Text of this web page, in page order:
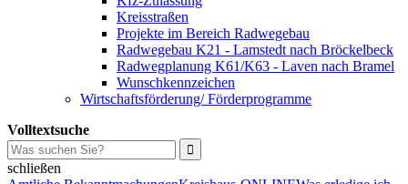
Kreisstraßen
Projekte im Bereich Radwegebau
Radwegebau K21 - Lamstedt nach Bröckelbeck
Radwegplanung K61/K63 - Laven nach Bramel
Wunschkennzeichen
Wirtschaftsförderung/ Förderprogramme
Volltextsuche
schließen